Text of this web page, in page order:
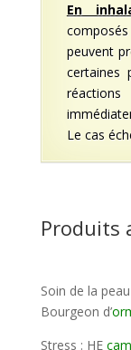
En
peuvent
certaines
Le cas
Produits
Soin de la
Bourgeon d’
Stress : HE